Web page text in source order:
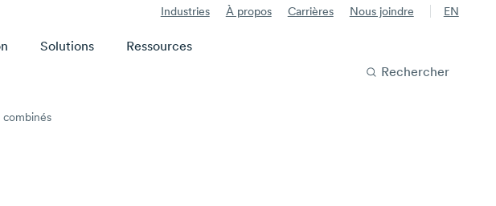
Industries À propos Carrières Nous joindre EN
Solutions
Ressources
Rechercher
combinés